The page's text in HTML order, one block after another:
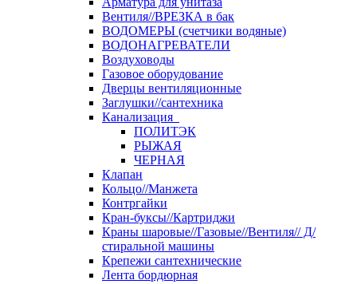
Вентиля//ВРЕЗКА в бак
ВОДОМЕРЫ (счетчики водяные)
ВОДОНАГРЕВАТЕЛИ
Воздуховоды
Газовое оборудование
Дверцы вентиляционные
Заглушки//сантехника
Канализация
ПОЛИТЭК
РЫЖАЯ
ЧЕРНАЯ
Клапан
Кольцо//Манжета
Контргайки
Кран-буксы//Картриджи
Краны шаровые//Газовые//Вентиля// Д/
стиральной машины
Крепежи сантехнические
Лента бордюрная